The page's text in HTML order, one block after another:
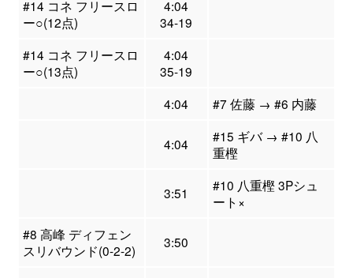
#14 コネ フリースロ
ー○(12点)
4:04
34-19
#14 コネ フリースロ
ー○(13点)
4:04
35-19
4:04
#7 佐藤 → #6 内藤
4:04
#15 ギバ → #10 八
重樫
3:51
#10 八重樫 3Pシュ
ート×
#8 高峰 ディフェン
スリバウンド(0-2-2)
3:50